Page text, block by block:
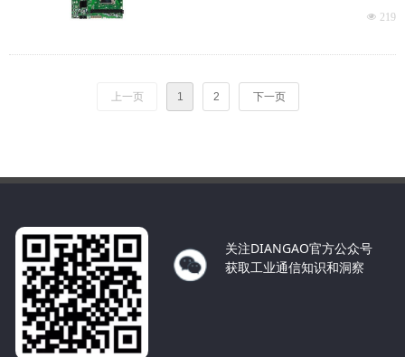
●支持10X USB,6X COM,2X千兆网
●提供1X VGA,1X HDMI,支持双屏异
넶 219
上一页 1 2 下一页
关注DIANGAO官方公众号
获取工业通信知识和洞察